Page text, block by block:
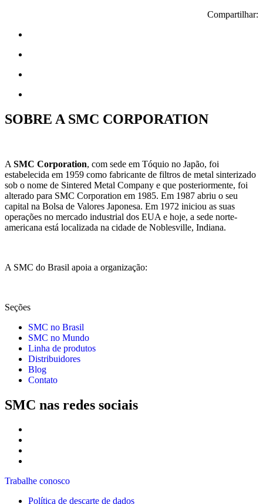
Compartilhar:
SOBRE A SMC CORPORATION
A SMC Corporation, com sede em Tóquio no Japão, foi
estabelecida em 1959 como fabricante de filtros de metal sinterizado
sob o nome de Sintered Metal Company e que posteriormente, foi
alterado para SMC Corporation em 1985. Em 1987 abriu o seu
capital na Bolsa de Valores Japonesa. Em 1972 iniciou as suas
operações no mercado industrial dos EUA e hoje, a sede norte-
americana está localizada na cidade de Noblesville, Indiana.
A SMC do Brasil apoia a organização:
Seções
SMC no Brasil
SMC no Mundo
Linha de produtos
Distribuidores
Blog
Contato
SMC nas redes sociais
Trabalhe conosco
Política de descarte de dados